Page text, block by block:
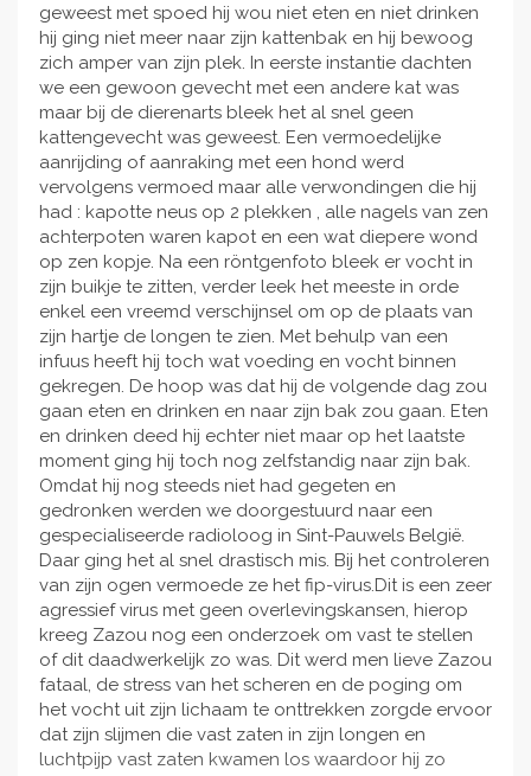
geweest met spoed hij wou niet eten en niet drinken
hij ging niet meer naar zijn kattenbak en hij bewoog
zich amper van zijn plek. In eerste instantie dachten
we een gewoon gevecht met een andere kat was
maar bij de dierenarts bleek het al snel geen
kattengevecht was geweest. Een vermoedelijke
aanrijding of aanraking met een hond werd
vervolgens vermoed maar alle verwondingen die hij
had : kapotte neus op 2 plekken , alle nagels van zen
achterpoten waren kapot en een wat diepere wond
op zen kopje. Na een röntgenfoto bleek er vocht in
zijn buikje te zitten, verder leek het meeste in orde
enkel een vreemd verschijnsel om op de plaats van
zijn hartje de longen te zien. Met behulp van een
infuus heeft hij toch wat voeding en vocht binnen
gekregen. De hoop was dat hij de volgende dag zou
gaan eten en drinken en naar zijn bak zou gaan. Eten
en drinken deed hij echter niet maar op het laatste
moment ging hij toch nog zelfstandig naar zijn bak.
Omdat hij nog steeds niet had gegeten en
gedronken werden we doorgestuurd naar een
gespecialiseerde radioloog in Sint-Pauwels België.
Daar ging het al snel drastisch mis. Bij het controleren
van zijn ogen vermoede ze het fip-virus.Dit is een zeer
agressief virus met geen overlevingskansen, hierop
kreeg Zazou nog een onderzoek om vast te stellen
of dit daadwerkelijk zo was. Dit werd men lieve Zazou
fataal, de stress van het scheren en de poging om
het vocht uit zijn lichaam te onttrekken zorgde ervoor
dat zijn slijmen die vast zaten in zijn longen en
luchtpijp vast zaten kwamen los waardoor hij zo